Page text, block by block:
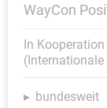
WayCon
In
bundesweit